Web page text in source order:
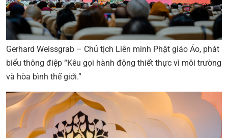
Gerhard Weissgrab – Chủ tịch Liên minh Phật giáo Áo, phát
biểu thông điệp “Kêu gọi hành động thiết thực vì môi trường
và hòa bình thế giới.”